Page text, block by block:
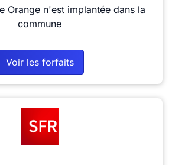
Orange n'est implantée dans la
commune
Voir les forfaits